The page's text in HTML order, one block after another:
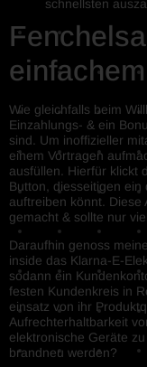
schnellsten
Wie gleichfalls beim
Einzahlungs- & ein
sind. Um inoffizieller
einem Vortragen
ausfüllen. Hierfür klickt
Button, diesseitigen
auftreiben könnt. Diese
gemacht & sollte nur
Daraufhin genoss
inside das Klarna-E-
sodann ein
festen Kundenkreis in
einsatz von ihr
Aufrechterhaltbarkeit
elektronische Geräte
brandneu werden?